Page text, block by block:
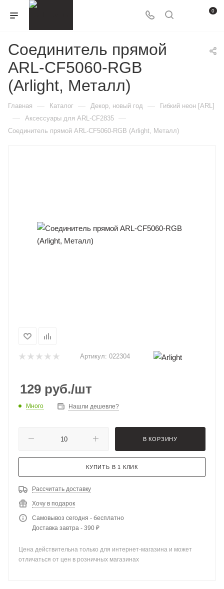
0
Соединитель прямой
ARL-CF5060-RGB
(Arlight, Металл)
Главная — Каталог — Декор, новый год — Гибкий неон [ARL]
— Аксессуары для ARL-CF2835 —
Соединитель прямой ARL-CF5060-RGB (Arlight, Металл)
Артикул: 022304
129 руб./шт
Много Нашли дешевле?
В КОРЗИНУ
КУПИТЬ В 1 КЛИК
Рассчитать доставку
Хочу в подарок
Самовывоз сегодня - бесплатно
Доставка завтра - 390 ₽
Цена действительна только для интернет-магазина и может
отличаться от цен в розничных магазинах